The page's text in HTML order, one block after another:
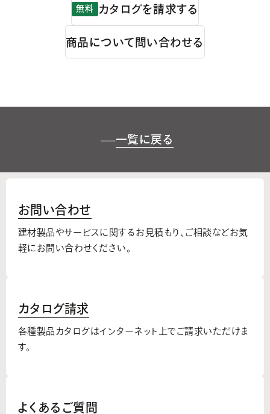
無料 カタログを請求する
商品について問い合わせる
一覧に戻る
お問い合わせ
建材製品やサービスに関するお見積もり、 ご相談などお気
軽にお問い合わせください。
カタログ請求
各種製品カタログはインターネット上でご請求いただけま
す。
よくあるご質問